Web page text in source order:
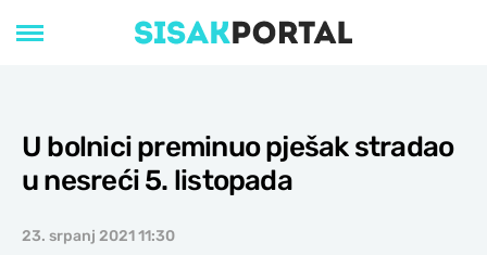
U bolnici preminuo pješak stradao
u nesreći 5. listopada
23. srpanj 2021 11:30